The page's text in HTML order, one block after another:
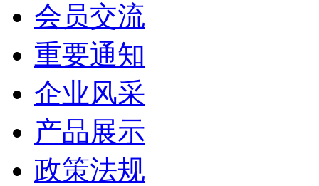
会员交流
重要通知
企业风采
产品展示
政策法规